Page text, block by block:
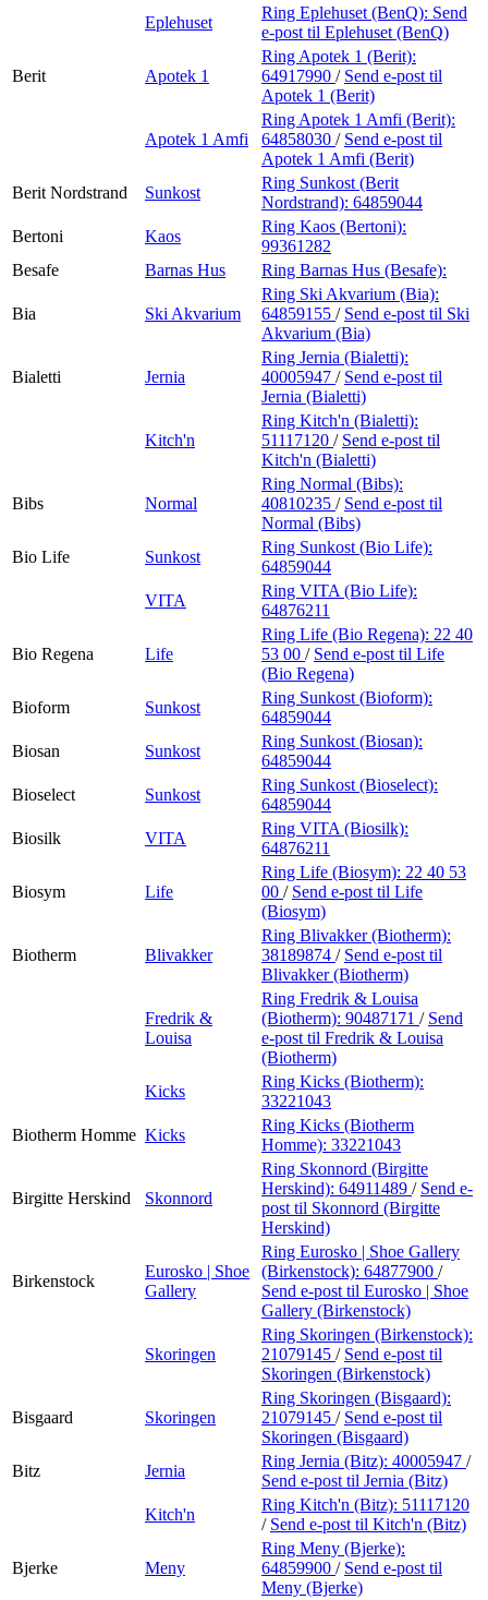
Eplehuset
Ring Eplehuset (BenQ): Send
e-post til Eplehuset (BenQ)
Berit Apotek 1
Ring Apotek 1 (Berit):
64917990 / Send e-post til
Apotek 1 (Berit)
Apotek 1 Amfi
Ring Apotek 1 Amfi (Berit):
64858030 / Send e-post til
Apotek 1 Amfi (Berit)
Berit Nordstrand
Sunkost
Ring Sunkost (Berit
Nordstrand): 64859044
Bertoni
Kaos
Ring Kaos (Bertoni):
99361282
Besafe
Barnas Hus Ring Barnas Hus (Besafe):
Bia Ski Akvarium
Ring Ski Akvarium (Bia):
64859155 / Send e-post til Ski
Akvarium (Bia)
Bialetti Jernia
Ring Jernia (Bialetti):
40005947 / Send e-post til
Jernia (Bialetti)
Kitch'n
Ring Kitch'n (Bialetti):
51117120 / Send e-post til
Kitch'n (Bialetti)
Bibs Normal
Ring Normal (Bibs):
40810235 / Send e-post til
Normal (Bibs)
Bio Life
Sunkost
Ring Sunkost (Bio Life):
64859044
VITA
Ring VITA (Bio Life):
64876211
Bio Regena Life
Ring Life (Bio Regena): 22 40
53 00 / Send e-post til Life
(Bio Regena)
Bioform
Sunkost
Ring Sunkost (Bioform):
64859044
Biosan
Sunkost
Ring Sunkost (Biosan):
64859044
Bioselect
Sunkost
Ring Sunkost (Bioselect):
64859044
Biosilk
VITA
Ring VITA (Biosilk):
64876211
Biosym Life
Ring Life (Biosym): 22 40 53
00 / Send e-post til Life
(Biosym)
Biotherm Blivakker
Ring Blivakker (Biotherm):
38189874 / Send e-post til
Blivakker (Biotherm)
Fredrik &
Louisa
Ring Fredrik & Louisa
(Biotherm): 90487171 / Send
e-post til Fredrik & Louisa
(Biotherm)
Kicks
Ring Kicks (Biotherm):
33221043
Biotherm Homme Kicks
Ring Kicks (Biotherm
Homme): 33221043
Birgitte Herskind Skonnord
Ring Skonnord (Birgitte
Herskind): 64911489 / Send e-
post til Skonnord (Birgitte
Herskind)
Birkenstock
Eurosko | Shoe
Gallery
Ring Eurosko | Shoe Gallery
(Birkenstock): 64877900 /
Send e-post til Eurosko | Shoe
Gallery (Birkenstock)
Skoringen
Ring Skoringen (Birkenstock):
21079145 / Send e-post til
Skoringen (Birkenstock)
Bisgaard Skoringen
Ring Skoringen (Bisgaard):
21079145 / Send e-post til
Skoringen (Bisgaard)
Bitz
Jernia
Ring Jernia (Bitz): 40005947 /
Send e-post til Jernia (Bitz)
Kitch'n
Ring Kitch'n (Bitz): 51117120
/ Send e-post til Kitch'n (Bitz)
Bjerke Meny
Ring Meny (Bjerke):
64859900 / Send e-post til
Meny (Bjerke)